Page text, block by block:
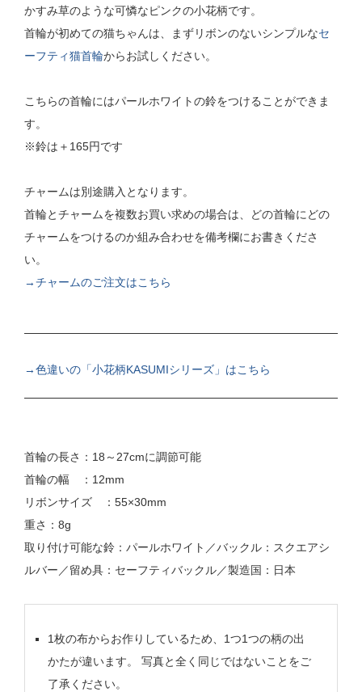
かすみ草のような可憐なピンクの小花柄です。
首輪が初めての猫ちゃんは、まずリボンのないシンプルなセ
ーフティ猫首輪からお試しください。
こちらの首輪にはパールホワイトの鈴をつけることができま
す。
※鈴は＋165円です
チャームは別途購入となります。
首輪とチャームを複数お買い求めの場合は、どの首輪にどの
チャームをつけるのか組み合わせを備考欄にお書きくださ
い。
→チャームのご注文はこちら
→色違いの「小花柄KASUMIシリーズ」はこちら
首輪の長さ：18～27cmに調節可能
首輪の幅 ：12mm
リボンサイズ ：55×30mm
重さ：8g
取り付け可能な鈴：パールホワイト／バックル：スクエアシ
ルバー／留め具：セーフティバックル／製造国：日本
1枚の布からお作りしているため、1つ1つの柄の出
かたが違います。 写真と全く同じではないことをご
了承ください。